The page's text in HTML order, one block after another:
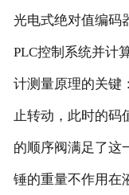
光电式绝对值编码
PLC控制系统并计
计测量原理的关键
止转动，此时的码
的顺序阀满足了这
锤的重量不作用在